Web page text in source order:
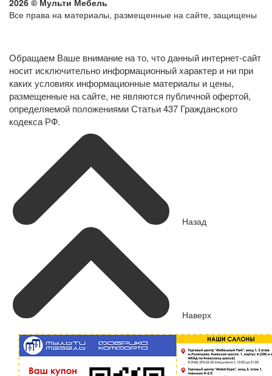
2026 © Мульти Мебель
Все права на материалы, размещенные на сайте, защищены
Обращаем Ваше внимание на то, что данный интернет-сайт
носит исключительно информационный характер и ни при
каких условиях информационные материалы и цены,
размещенные на сайте, не являются публичной офертой,
определяемой положениями Статьи 437 Гражданского
кодекса РФ.
Назад
Наверх